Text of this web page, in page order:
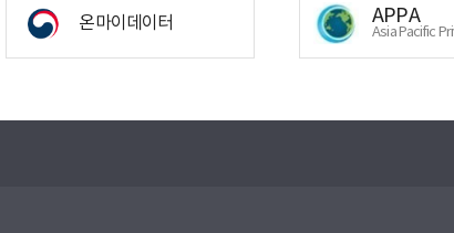
온마이데이터 APPA
Asia Pacific